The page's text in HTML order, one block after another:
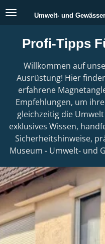
Zum
Umwelt- und
Profi-Tipps
Willkommen auf
Ausrüstung! Hier
erfahrene
Empfehlungen, um
gleichzeitig die
exklusives Wissen,
Sicherheitshinweise,
Museum - Umwelt- und